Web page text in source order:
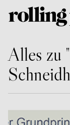
Alles zu